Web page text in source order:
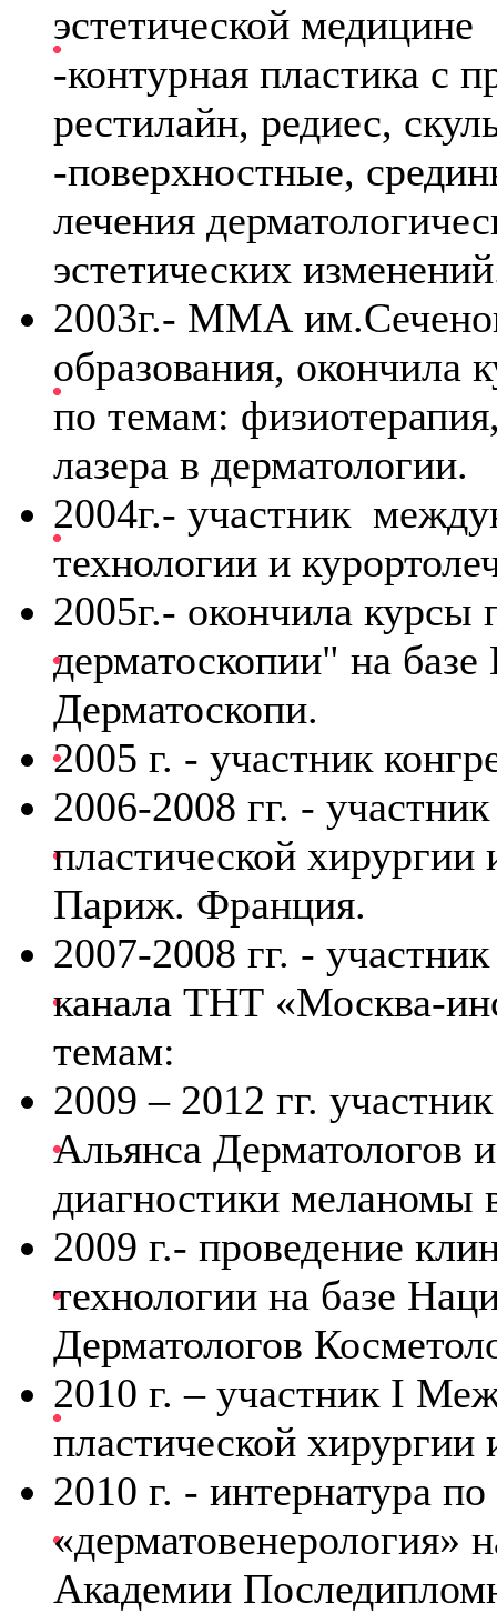
эстетической медицине
-контурная пластика с
рестилайн, редиес,
-поверхностные,
лечения
эстетических
2003г.- ММА
образования,
по темам:
лазера в дерматологии.
2004г.- участник
технологии и
2005г.- окончила
дерматоскопии" на
Дерматоскопи.
2005 г. - участник
2006-2008 гг. -
пластической хирургии
Париж. Франция.
2007-2008 гг. -
канала ТНТ «Москва-
темам:
2009 – 2012 гг.
Альянса Дерматологов
диагностики меланомы
2009 г.- проведение
технологии на базе
Дерматологов
2010 г. – участник I
пластической хирургии
2010 г. - интернатура
«дерматовенерология»
Академии